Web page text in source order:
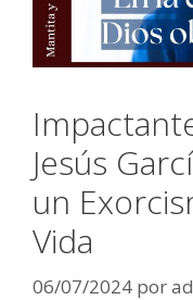
Jesús
un
Vida
06/07/2024 por